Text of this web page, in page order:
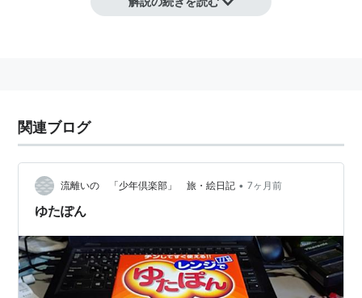
ラインナップ
レンジでゆたぽん Lサイズ
出版社/メーカー:白元アース
発売日:2006/08/23
メディア:ヘルスケア&ケア用品
関連ブログ
流離いの 「少年倶楽部」 旅・絵日記 • 7ヶ月前
ゆたぽん